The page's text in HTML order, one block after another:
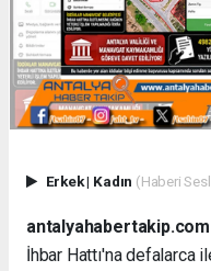
Erkek| Kadın (Haberi
İhbar Hattı'na defalarca